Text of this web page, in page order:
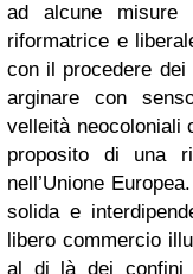
ad alcune misure
riformatrice e
con il procedere dei
arginare con
velleità neocoloniali
proposito di una
nell’Unione
solida e
libero commercio
al di là dei confini